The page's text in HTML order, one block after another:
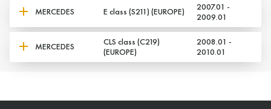
MERCEDES E class (S211) (EUROPE)
2007.01 -
2009.01
MERCEDES
CLS class (C219)
(EUROPE)
2008.01 -
2010.01